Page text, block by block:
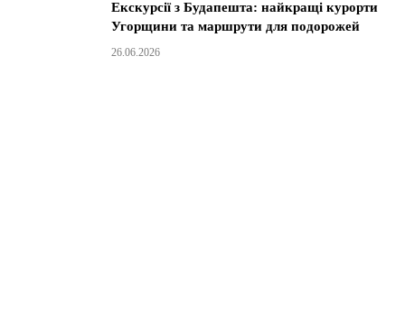
Екскурсії з Будапешта: найкращі курорти
Угорщини та маршрути для подорожей
26.06.2026